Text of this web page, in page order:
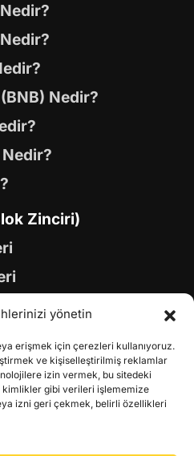
yönetin
erişmek için çerezleri kullanıyoruz.
ve kişiselleştirilmiş reklamlar
izin vermek, bu sitedeki
kimlikler gibi verileri işlememize
izni geri çekmek, belirli özellikleri
Nedir?
Zinciri)
Coinleri